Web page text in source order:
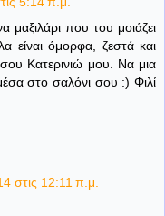
που του μοιάζει
είναι όμορφα, ζεστά και
Κατερινιώ μου. Να μια
στο σαλόνι σου :) Φιλί
στις 12:11 π.μ.